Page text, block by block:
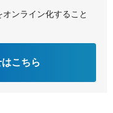
ンライン化すること
こちら